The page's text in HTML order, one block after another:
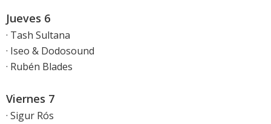
Jueves 6
· Tash Sultana
· Iseo & Dodosound
· Rubén Blades
Viernes 7
· Sigur Rós